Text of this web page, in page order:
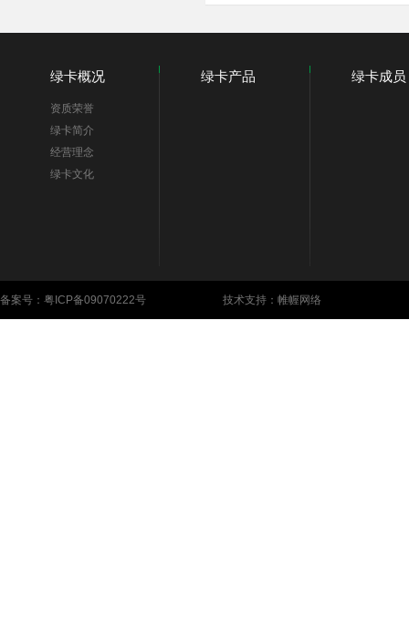
绿卡概况
资质荣誉
绿卡简介
经营理念
绿卡文化
绿卡产品 绿卡成员
备案号： 粤ICP备09070222号 技术支持：帷幄网络